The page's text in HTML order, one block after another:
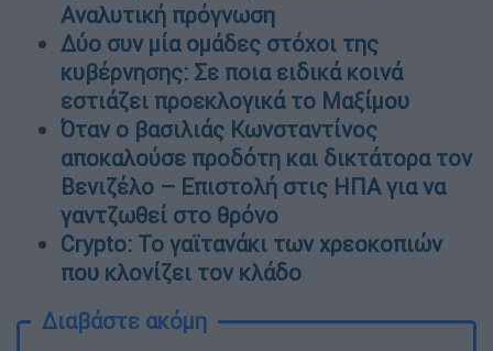
Αναλυτική πρόγνωση
Δύο συν μία ομάδες στόχοι της
κυβέρνησης: Σε ποια ειδικά κοινά
εστιάζει προεκλογικά το Μαξίμου
Όταν ο βασιλιάς Κωνσταντίνος
αποκαλούσε προδότη και δικτάτορα τον
Βενιζέλο – Επιστολή στις ΗΠΑ για να
γαντζωθεί στο θρόνο
Crypto: Το γαϊτανάκι των χρεοκοπιών
που κλονίζει τον κλάδο
Διαβάστε ακόμη